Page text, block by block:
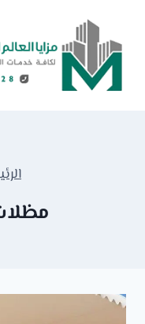
المحتوى